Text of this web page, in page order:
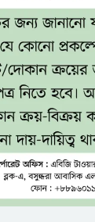
মৃত্যু
মাকে খুঁজতে এসে
মোড়ানো মরদেহ,
পা
কম বয়সেই
নারীদের ৩
পরামর্শ
ইনফ্লুয়েঞ্জা